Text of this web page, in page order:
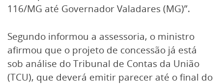
116/MG até Governador Valadares (MG)”.
Segundo informou a assessoria, o ministro
afirmou que o projeto de concessão já está
sob análise do Tribunal de Contas da União
(TCU), que deverá emitir parecer até o final do